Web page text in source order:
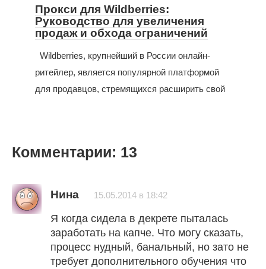
Прокси для Wildberries:
Руководство для увеличения
продаж и обхода ограничений
Wildberries, крупнейший в России онлайн-
ритейлер, является популярной платформой
для продавцов, стремящихся расширить свой
Комментарии: 13
Нина 15.05.2014 в 18:42
Я когда сидела в декрете пыталась
заработать на капче. Что могу сказать,
процесс нудный, банальный, но зато не
требует дополнительного обучения что